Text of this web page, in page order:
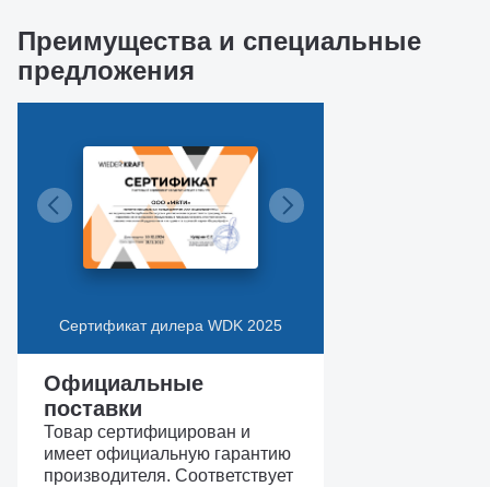
Преимущества и специальные
предложения
Сертификат дилера WDK 2025
Официальные
поставки
Товар сертифицирован и
имеет официальную гарантию
производителя. Соответствует